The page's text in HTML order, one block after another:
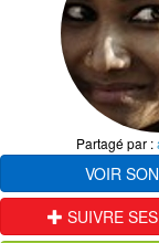
Partagé par :
VOIR
SUIVRE